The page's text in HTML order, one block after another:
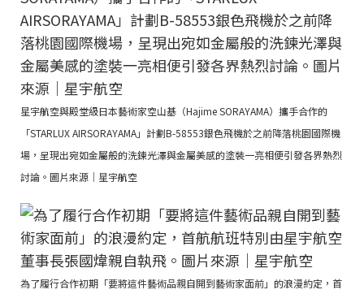
星宇航空與殿堂級日本藝術家空山基（Hajime SORAYAMA）攜手合作的
「STARLUX AIRSORAYAMA」計劃B-58553銀色飛機於之前降落桃園國際機
場，呈現出宛如金屬般的洗鍊光澤與金屬美感的塗裝一亮相便引發各界熱烈
討論。圖片來源｜星宇航空
為了履行合作初期「要將這件藝術品親自開到藝術家面前」的浪漫約定，首